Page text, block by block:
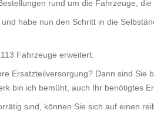
rund um die Fahrzeuge,
habe nun den Schritt in die
Fahrzeuge erweitert.
Ersatzteilversorgung? Dann sind
bin ich bemüht, auch Ihr benötigtes
sind, können Sie sich auf einen